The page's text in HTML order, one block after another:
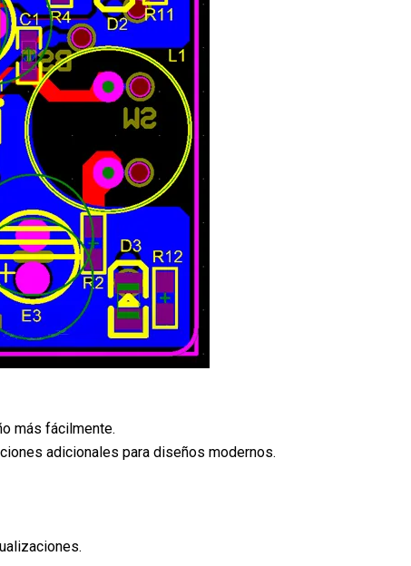
más fácilmente.
adicionales para diseños modernos.